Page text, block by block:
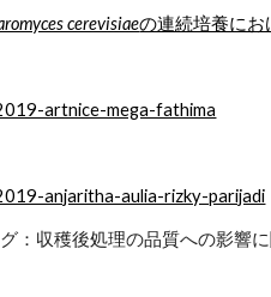
cerevisiaeの連続培養にお
artnice-mega-fathima
anjaritha-aulia-rizky-parijadi
：収穫後処理の品質への影響に